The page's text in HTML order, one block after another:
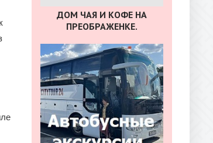
ДОМ ЧАЯ И КОФЕ НА
ПРЕОБРАЖЕНКЕ.